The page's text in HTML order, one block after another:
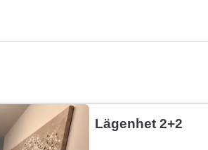
Lägenhet 2+2